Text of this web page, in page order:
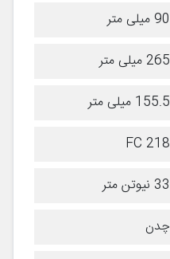
90 میلی متر
265 میلی متر
155.5 میلی متر
FC 218
33 نیوتن متر
چدن